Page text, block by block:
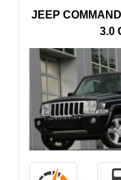
JEEP
3.0